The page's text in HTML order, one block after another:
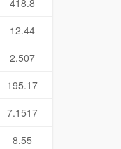
418.8
12.44
2.507
195.17
7.1517
8.55